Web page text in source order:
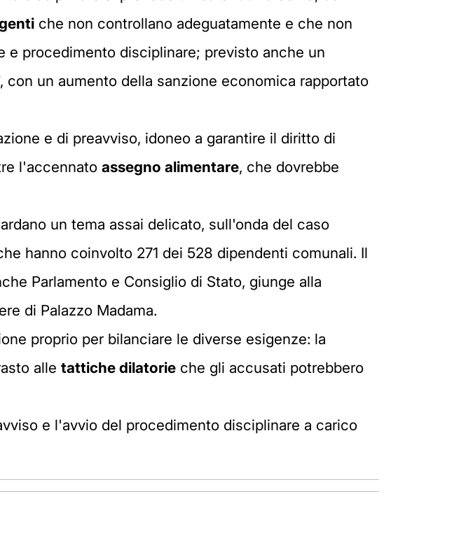
che non controllano adeguatamente e che non
procedimento disciplinare; previsto anche un
con un aumento della sanzione economica rapportato
e di preavviso, idoneo a garantire il diritto di
l'accennato assegno alimentare, che dovrebbe
un tema assai delicato, sull'onda del caso
hanno coinvolto 271 dei 528 dipendenti comunali. Il
Parlamento e Consiglio di Stato, giunge alla
di Palazzo Madama.
proprio per bilanciare le diverse esigenze: la
alle tattiche dilatorie che gli accusati potrebbero
e l'avvio del procedimento disciplinare a carico